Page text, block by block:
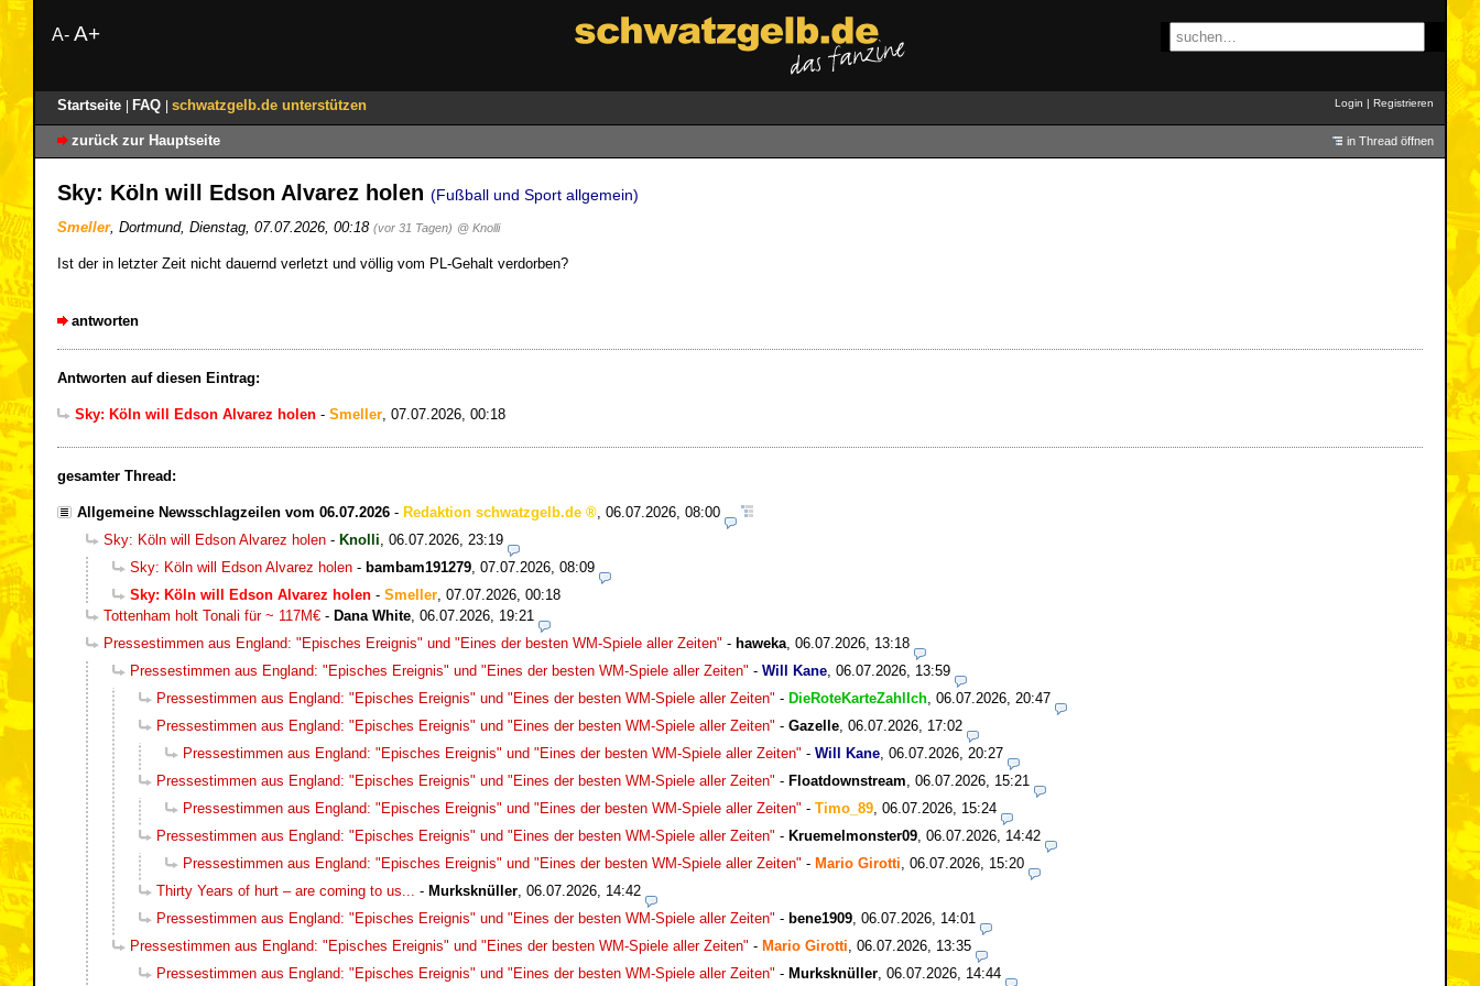
A- A+
Startseite FAQ schwatzgelb.de unterstützen Login | Registrieren
zurück zur Hauptseite in Thread öffnen
Sky: Köln will Edson Alvarez holen (Fußball und Sport allgemein)
Smeller, Dortmund, Dienstag, 07.07.2026, 00:18 (vor 31 Tagen) @ Knolli
Ist der in letzter Zeit nicht dauernd verletzt und völlig vom PL-Gehalt verdorben?
antworten
Antworten auf diesen Eintrag:
Sky: Köln will Edson Alvarez holen - Smeller 07.07.2026, 00:18
gesamter Thread:
Allgemeine Newsschlagzeilen vom 06.07.2026 - Redaktion schwatzgelb.de
06.07.2026, 08:00
Sky: Köln will Edson Alvarez holen - Knolli 06.07.2026, 23:19
Sky: Köln will Edson Alvarez holen - bambam191279 07.07.2026, 08:09
Sky: Köln will Edson Alvarez holen - Smeller 07.07.2026, 00:18
Tottenham holt Tonali für ~ 117M€ - Dana White 06.07.2026, 19:21
Pressestimmen aus England: "Episches Ereignis" und "Eines der besten WM-Spiele aller Zeiten" - haweka 06.07.2026, 13:18
Pressestimmen aus England: "Episches Ereignis" und "Eines der besten WM-Spiele aller Zeiten" - Will Kane 06.07.2026, 13:59
Pressestimmen aus England: "Episches Ereignis" und "Eines der besten WM-Spiele aller Zeiten" - DieRoteKarteZahlIch 06.07.2026, 20:47
Pressestimmen aus England: "Episches Ereignis" und "Eines der besten WM-Spiele aller Zeiten" - Gazelle 06.07.2026, 17:02
Pressestimmen aus England: "Episches Ereignis" und "Eines der besten WM-Spiele aller Zeiten" - Will Kane 06.07.2026, 20:27
Pressestimmen aus England: "Episches Ereignis" und "Eines der besten WM-Spiele aller Zeiten" - Floatdownstream 06.07.2026, 15:21
Pressestimmen aus England: "Episches Ereignis" und "Eines der besten WM-Spiele aller Zeiten" - Timo_89 06.07.2026, 15:24
Pressestimmen aus England: "Episches Ereignis" und "Eines der besten WM-Spiele aller Zeiten" - Kruemelmonster09 06.07.2026, 14:42
Pressestimmen aus England: "Episches Ereignis" und "Eines der besten WM-Spiele aller Zeiten" - Mario Girotti 06.07.2026, 15:20
Thirty Years of hurt – are coming to us...
- Murksknüller 06.07.2026, 14:42
Pressestimmen aus England: "Episches Ereignis" und "Eines der besten WM-Spiele aller Zeiten" - bene1909 06.07.2026, 14:01
Pressestimmen aus England: "Episches Ereignis" und "Eines der besten WM-Spiele aller Zeiten" - Mario Girotti 06.07.2026, 13:35
Pressestimmen aus England: "Episches Ereignis" und "Eines der besten WM-Spiele aller Zeiten" - Murksknüller 06.07.2026, 14:44